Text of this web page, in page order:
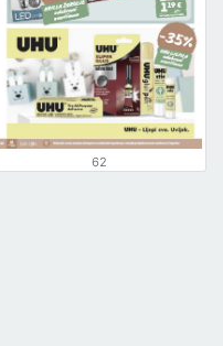
62